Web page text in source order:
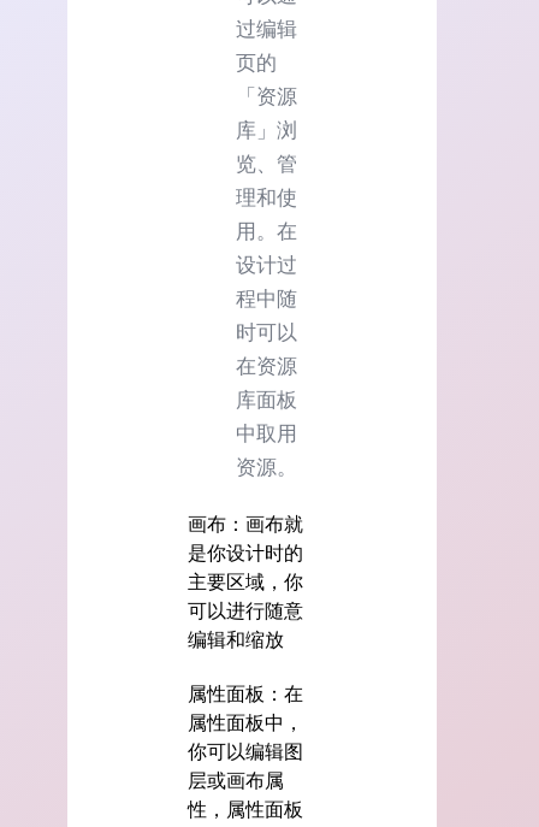
过编辑
页的
「资源
库」浏
览、管
理和使
用。在
设计过
程中随
时可以
在资源
库面板
中取用
资源。
画布：画布就
是你设计时的
主要区域，你
可以进行随意
编辑和缩放
属性面板：在
属性面板中，
你可以编辑图
层或画布属
性，属性面板